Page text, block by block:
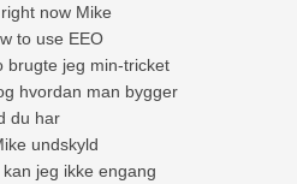
now Mike
to use EEO
brugte jeg min-tricket
hvordan man bygger
du har
undskyld
jeg ikke engang